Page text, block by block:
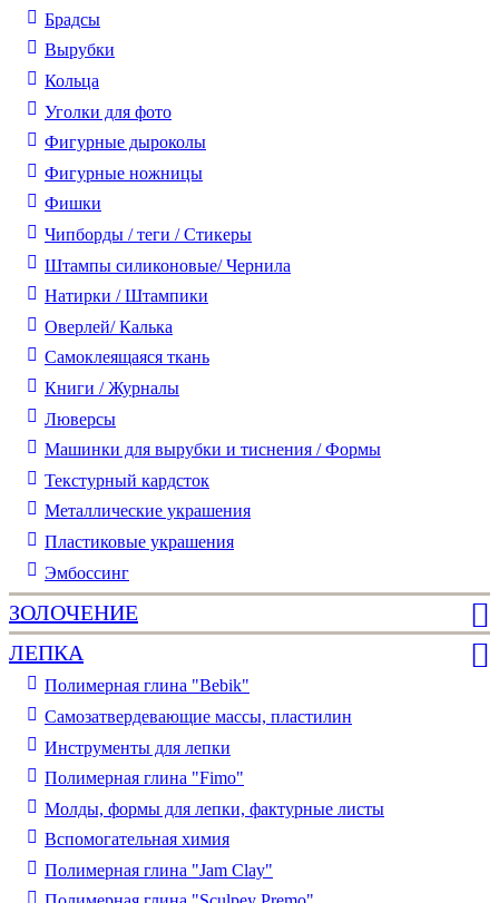
Брадсы
Вырубки
Кольца
Уголки для фото
Фигурные дыроколы
Фигурные ножницы
Фишки
Чипборды / теги / Стикеры
Штампы силиконовые/ Чернила
Натирки / Штампики
Оверлей/ Калька
Самоклеящаяся ткань
Книги / Журналы
Люверсы
Машинки для вырубки и тиснения / Формы
Текстурный кардсток
Металлические украшения
Пластиковые украшения
Эмбоссинг
ЗОЛОЧЕНИЕ
ЛЕПКА
Полимерная глина "Bebik"
Самозатвердевающие массы, пластилин
Инструменты для лепки
Полимерная глина "Fimo"
Молды, формы для лепки, фактурные листы
Вспомогательная химия
Полимерная глина "Jam Clay"